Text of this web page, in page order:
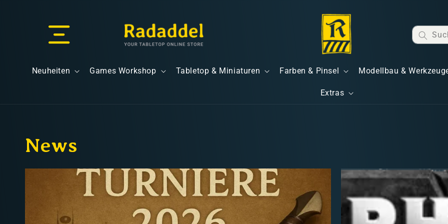
Neuheiten Games Workshop Tabletop & Miniaturen Farben & Pinsel Modellbau &
Extras
News
Versandkosten
Kostenloser Versand